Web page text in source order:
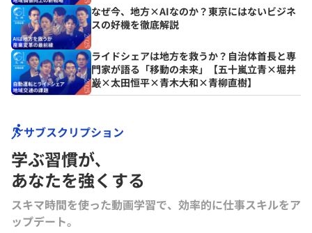
なぜ今、地方×AIなのか？東京にはないビジネ
スの好機を徹底解説
ライドシェアは地方を救うか？自治体首長と専
門家が語る「移動の未来」【五十嵐立青×堀井
巌×太田恒平×青木大和×青柳直樹】
サブスクリプション
学ぶ習慣が､
あなたを強くする
スキマ時間を使った動画学習で、効率的に仕事スキルをア
ップデート。